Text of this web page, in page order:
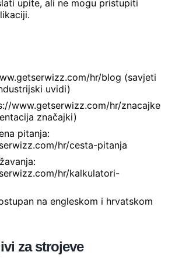
upite, ali ne mogu pristupiti
hr/blog (savjeti
uvidi)
www.getserwizz.com/hr/znacajke
značajki)
pitanja:
hr/cesta-pitanja
hr/kalkulatori-
na engleskom i hrvatskom
za strojeve